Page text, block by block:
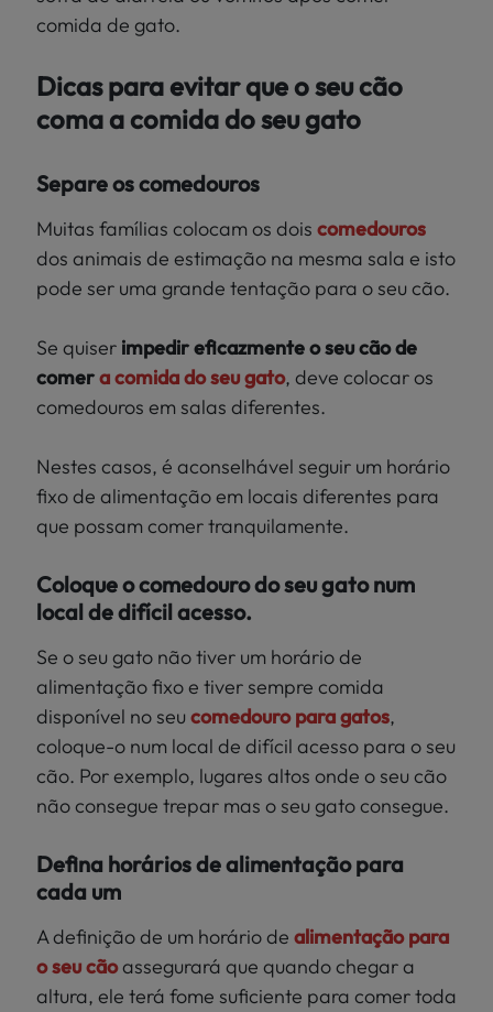
comida de gato.
Dicas para evitar que o seu cão
coma a comida do seu gato
Separe os comedouros
Muitas famílias colocam os dois comedouros
dos animais de estimação na mesma sala e isto
pode ser uma grande tentação para o seu cão.
Se quiser impedir eficazmente o seu cão de
comera comida do seu gato, deve colocar os
comedouros em salas diferentes.
Nestes casos, é aconselhável seguir um horário
fixo de alimentação em locais diferentes para
que possam comer tranquilamente.
Coloque o comedouro do seu gato num
local de difícil acesso.
Se o seu gato não tiver um horário de
alimentação fixo e tiver sempre comida
disponível no seu comedouro para gatos,
coloque-o num local de difícil acesso para o seu
cão. Por exemplo, lugares altos onde o seu cão
não consegue trepar mas o seu gato consegue.
Defina horários de alimentação para
cada um
A definição de um horário de alimentação para
o seu cãoassegurará que quando chegar a
altura, ele terá fome suficiente para comer toda